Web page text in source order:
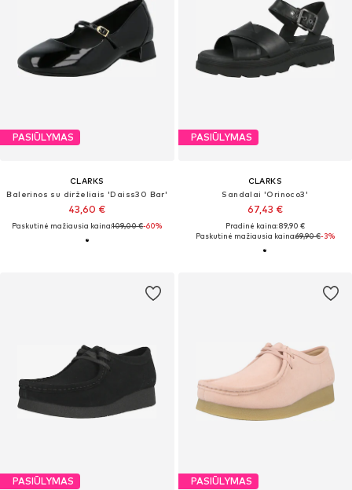
PASIŪLYMAS
CLARKS
Balerinos su dirželiais 'Daiss30 Bar'
43,60 €
Paskutinė mažiausia kaina:109,00 €-60%
PASIŪLYMAS
CLARKS
Sandalai 'Orinoco3'
67,43 €
Pradinė kaina: 89,90 €
Paskutinė mažiausia kaina:69,90 €-3%
PASIŪLYMAS PASIŪLYMAS